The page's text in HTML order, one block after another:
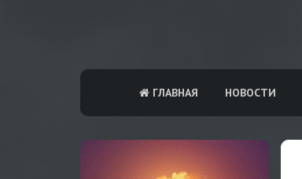
ГЛАВНАЯ НОВОСТИ